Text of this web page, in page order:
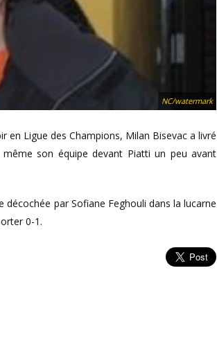
NC/watermark
en Ligue des Champions, Milan Bisevac a livré
son équipe devant Piatti un peu avant
par Sofiane Feghouli dans la lucarne
0-1.